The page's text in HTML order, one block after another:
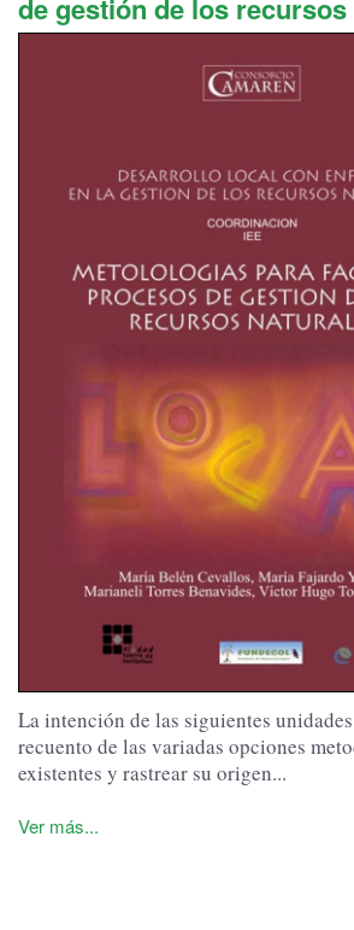
de gestión de los
La intención de las siguientes
recuento de las variadas opciones
existentes y rastrear su origen...
Ver más...